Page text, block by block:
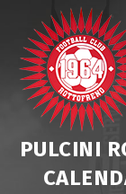
PULCINI